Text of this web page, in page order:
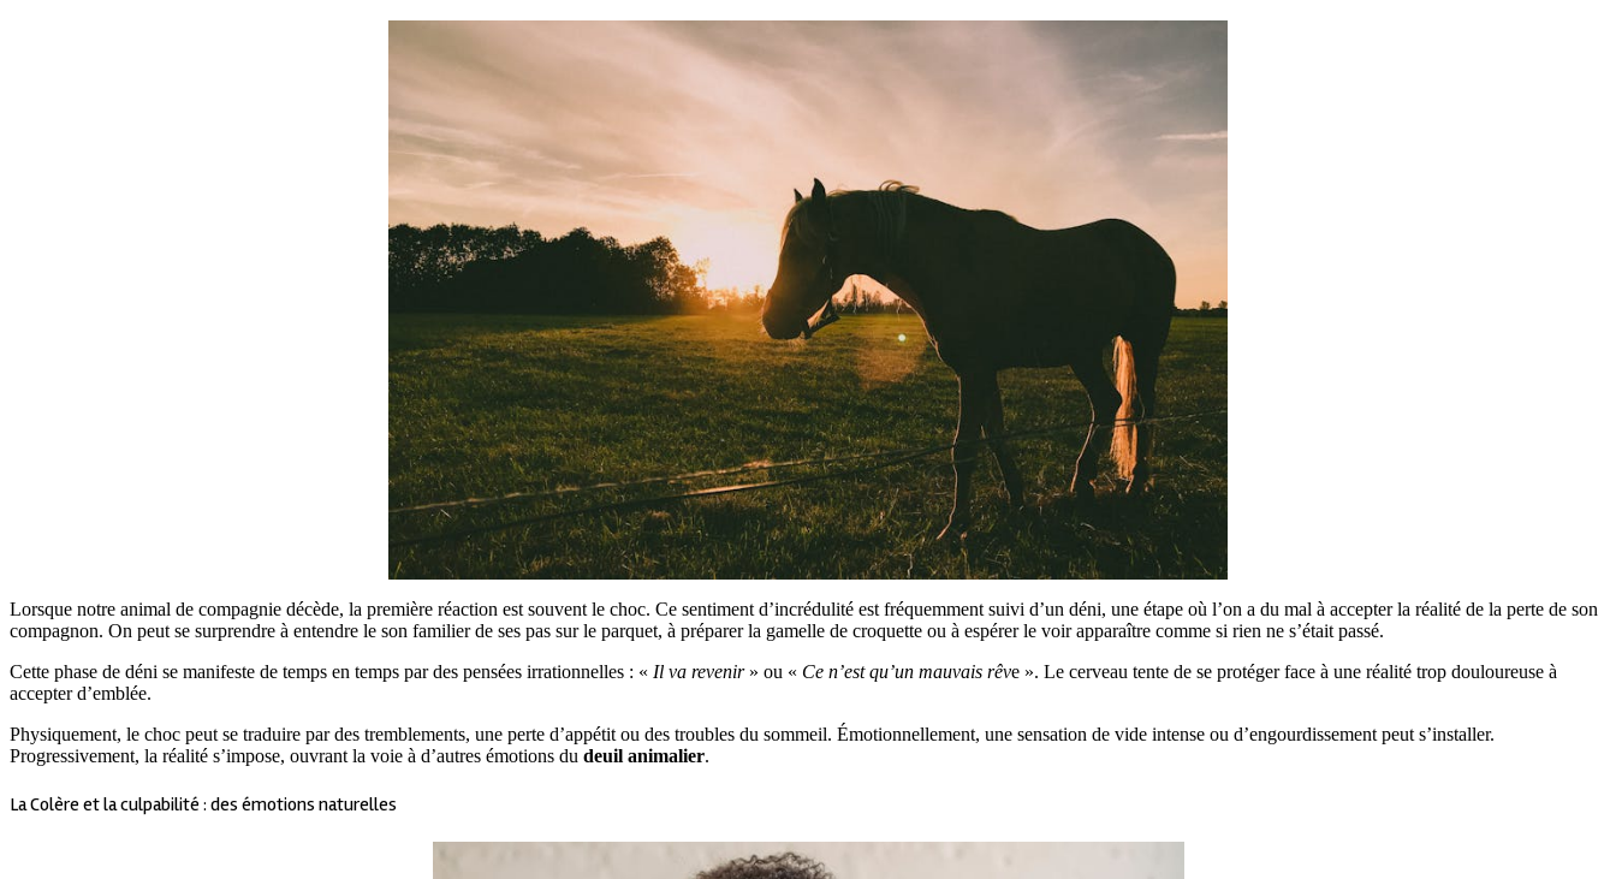
Lorsque notre animal de compagnie décède, la première réaction est souvent le choc. Ce sentiment d’incrédulité est fréquemment suivi d’un déni, une étape où l’on a du mal à accepter la réalité de la perte de son
compagnon. On peut se surprendre à entendre le son familier de ses pas sur le parquet, à préparer la gamelle de croquette ou à espérer le voir apparaître comme si rien ne s’était passé.
Cette phase de déni se manifeste de temps en temps par des pensées irrationnelles : « Il va revenir» ou « Ce n’est qu’un mauvais rêve ». Le cerveau tente de se protéger face à une réalité trop douloureuse à
accepter d’emblée.
Physiquement, le choc peut se traduire par des tremblements, une perte d’appétit ou des troubles du sommeil. Émotionnellement, une sensation de vide intense ou d’engourdissement peut s’installer.
Progressivement, la réalité s’impose, ouvrant la voie à d’autres émotions du deuil animalier.
La Colère et la culpabilité : des émotions naturelles